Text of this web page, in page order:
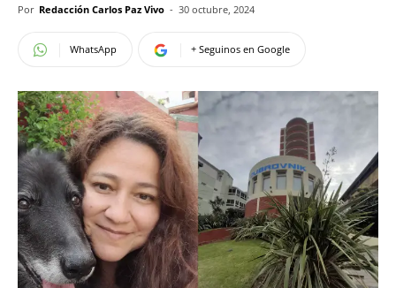
Por Redacción Carlos Paz Vivo - 30 octubre, 2024
WhatsApp + Seguinos en Google